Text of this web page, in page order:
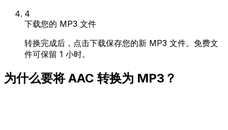
4
下载您的 MP3 文件
转换完成后，点击下载保存您的新 MP3 文件。免费文
件可保留 1 小时。
为什么要将 AAC 转换为 MP3？